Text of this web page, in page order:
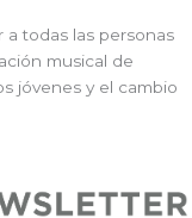
todas las personas
musical de
jóvenes y el cambio